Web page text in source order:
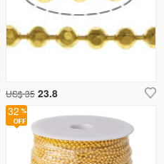
US$ 35 23.8
32